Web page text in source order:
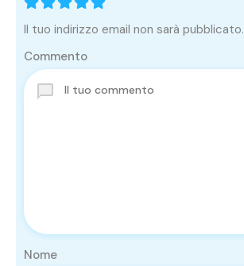
Il tuo indirizzo email non sarà pubblicato.
Commento
Nome